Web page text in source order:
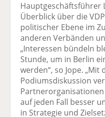
Hauptgeschäftsführer
Überblick über die
politischer Ebene im
anderen Verbänden
„Interessen bündeln
Stunde, um in Berlin
werden“, so Jope.
Podiumsdiskussion
auf jeden Fall besser
in Strategie und